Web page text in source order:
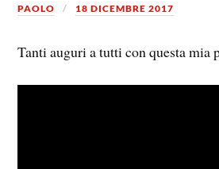
PAOLO 18 DICEMBRE 2017
Tanti auguri a tutti con questa mia